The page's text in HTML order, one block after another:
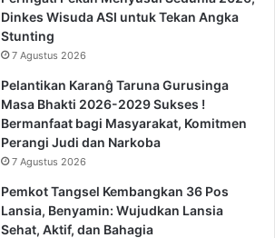
Dinkes Wisuda ASI untuk Tekan Angka
Stunting
7 Agustus 2026
Pelantikan Karanĝ Taruna Gurusinga
Masa Bhakti 2026-2029 Sukses !
Bermanfaat bagi Masyarakat, Komitmen
Perangi Judi dan Narkoba
7 Agustus 2026
Pemkot Tangsel Kembangkan 36 Pos
Lansia, Benyamin: Wujudkan Lansia
Sehat, Aktif, dan Bahagia